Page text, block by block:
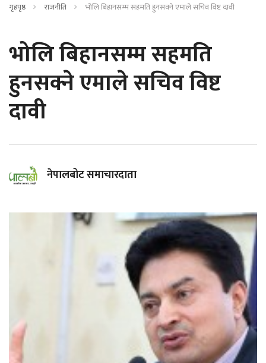
गृहपृष्ठ राजनीति भोलि बिहानसम्म सहमति हुनसक्ने एमाले सचिव विष्ट दावी
भोलि बिहानसम्म सहमति
हुनसक्ने एमाले सचिव विष्ट
दावी
नेपालबोट समाचारदाता